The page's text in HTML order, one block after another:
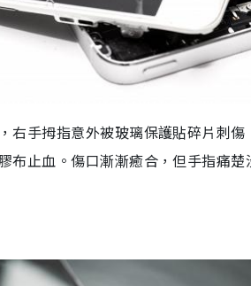
右手拇指意外被玻璃保護貼碎片刺
布止血。傷口漸漸癒合，但手指痛